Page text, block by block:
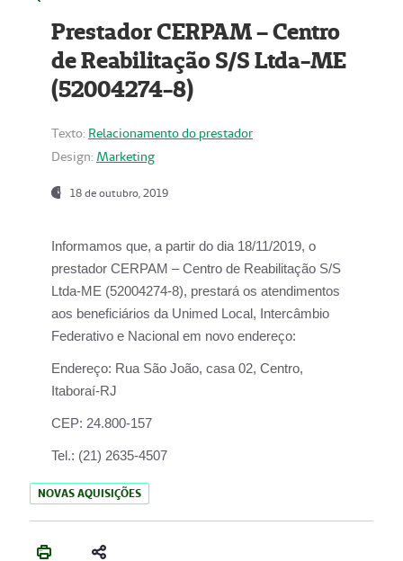
Prestador CERPAM – Centro
de Reabilitação S/S Ltda-ME
(52004274-8)
Texto: Relacionamento do prestador
Design: Marketing
18 de outubro, 2019
Informamos que, a partir do dia 18/11/2019, o
prestador CERPAM – Centro de Reabilitação S/S
Ltda-ME (52004274-8), prestará os atendimentos
aos beneficiários da Unimed Local, Intercâmbio
Federativo e Nacional em novo endereço:
Endereço: Rua São João, casa 02, Centro,
Itaboraí-RJ
CEP: 24.800-157
Tel.: (21) 2635-4507
NOVAS AQUISIÇÕES